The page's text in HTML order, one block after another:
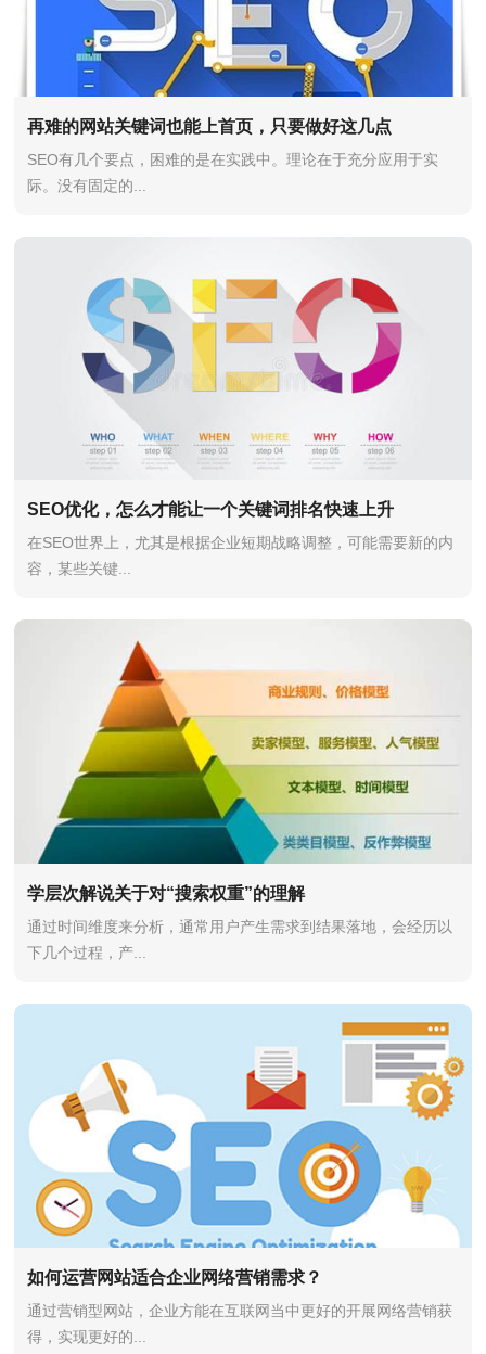
再难的网站关键词也能上首页，只要做好这几点
SEO有几个要点，困难的是在实践中。理论在于充分应用于实
际。没有固定的...
SEO优化，怎么才能让一个关键词排名快速上升
在SEO世界上，尤其是根据企业短期战略调整，可能需要新的内
容，某些关键...
学层次解说关于对“搜索权重”的理解
通过时间维度来分析，通常用户产生需求到结果落地，会经历以
下几个过程，产...
如何运营网站适合企业网络营销需求？
通过营销型网站，企业方能在互联网当中更好的开展网络营销获
得，实现更好的...